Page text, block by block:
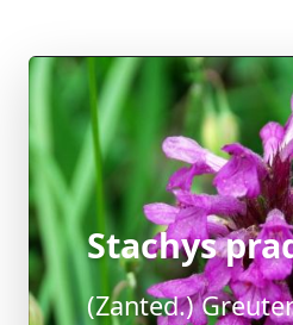
Stachys
(Zanted.)